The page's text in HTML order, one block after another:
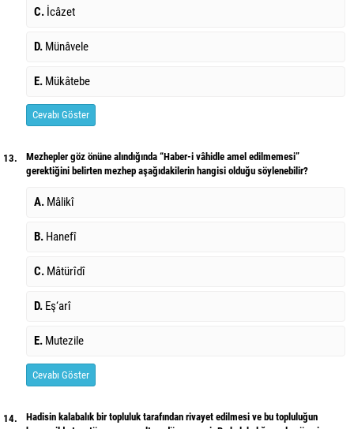
C. İcâzet
D. Münâvele
E. Mükâtebe
Cevabı Göster
13.
Mezhepler göz önüne alındığında “Haber-i vâhidle amel edilmemesi”
gerektiğini belirten mezhep aşağıdakilerin hangisi olduğu söylenebilir?
A. Mâlikî
B. Hanefî
C. Mâtürîdî
D. Eş‘arî
E. Mutezile
Cevabı Göster
14.
Hadisin kalabalık bir topluluk tarafından rivayet edilmesi ve bu topluluğun